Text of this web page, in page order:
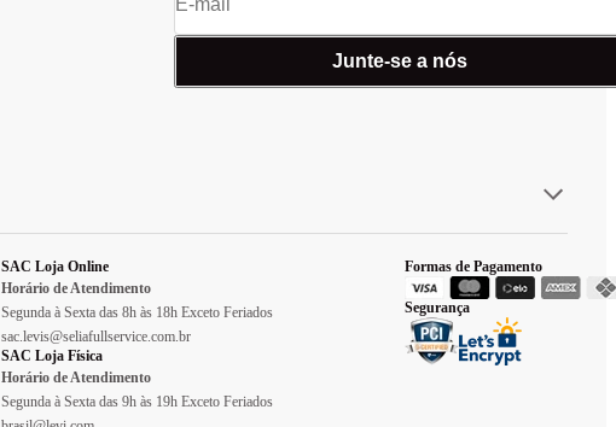
Junte-se a nós
SAC Loja Online
Horário de Atendimento
Segunda à Sexta das 8h às 18h Exceto Feriados
sac.levis@seliafullservice.com.br
SAC Loja Física
Horário de Atendimento
Segunda à Sexta das 9h às 19h Exceto Feriados
Formas de Pagamento
Segurança